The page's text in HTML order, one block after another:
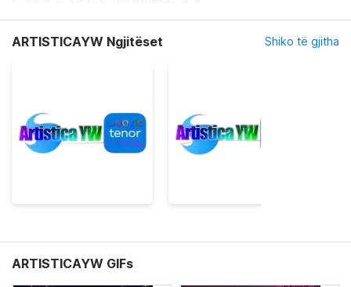
ARTISTICAYW Ngjitëset Shiko të gjitha
ARTISTICAYW GIFs